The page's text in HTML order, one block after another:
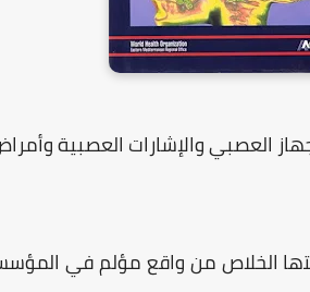
العصبي والإشارات العصبية
اﻟﺨﻼص ﻣﻦ واﻗﻊ ﻣﺆﻟﻢ ﻓﻲ